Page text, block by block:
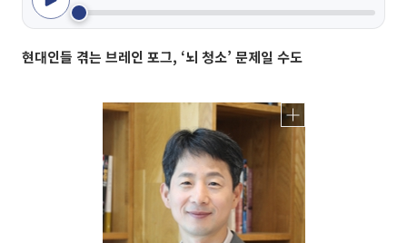
현대인들 겪는 브레인 포그, ‘뇌 청소’ 문제일 수도